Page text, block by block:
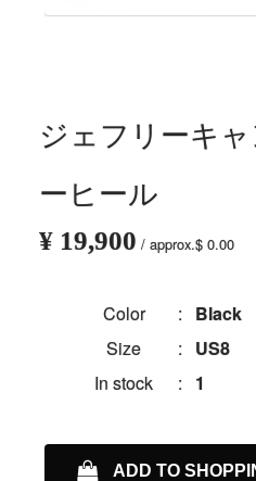
ジェフリーキ
ーヒール
¥ 19,900 / approx.$ 0.00
Color : Black
Size
: US8
In stock
: 1
ADD TO